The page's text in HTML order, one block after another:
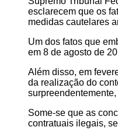
esclarecem que os
medidas cautelares
Um dos fatos que
em 8 de agosto de
Além disso, em
da realização do
Some-se que as
contratuais ilegais,